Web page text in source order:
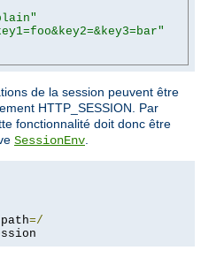
de la session peuvent être
HTTP_SESSION. Par
fonctionnalité doit donc être
SessionEnv
=/